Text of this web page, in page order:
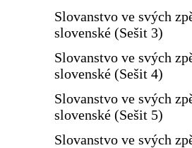
Slovanstvo ve svých
slovenské (Sešit 3)
Slovanstvo ve svých
slovenské (Sešit 4)
Slovanstvo ve svých
slovenské (Sešit 5)
Slovanstvo ve svých